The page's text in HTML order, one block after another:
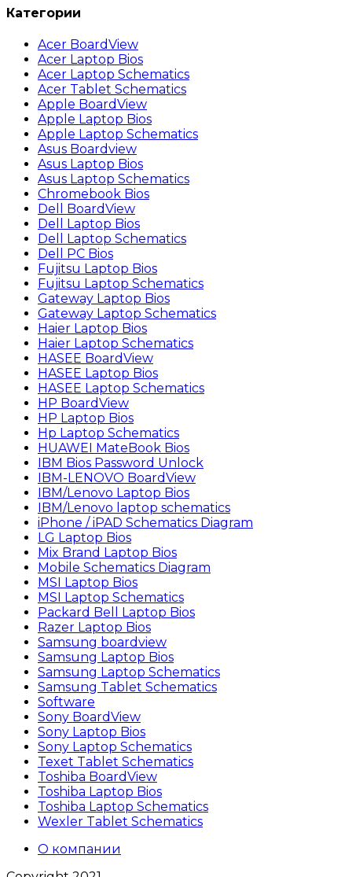
Категории
Acer BoardView
Acer Laptop Bios
Acer Laptop Schematics
Acer Tablet Schematics
Apple BoardView
Apple Laptop Bios
Apple Laptop Schematics
Asus Boardview
Asus Laptop Bios
Asus Laptop Schematics
Chromebook Bios
Dell BoardView
Dell Laptop Bios
Dell Laptop Schematics
Dell PC Bios
Fujitsu Laptop Bios
Fujitsu Laptop Schematics
Gateway Laptop Bios
Gateway Laptop Schematics
Haier Laptop Bios
Haier Laptop Schematics
HASEE BoardView
HASEE Laptop Bios
HASEE Laptop Schematics
HP BoardView
HP Laptop Bios
Hp Laptop Schematics
HUAWEI MateBook Bios
IBM Bios Password Unlock
IBM-LENOVO BoardView
IBM/Lenovo Laptop Bios
IBM/Lenovo laptop schematics
iPhone / iPAD Schematics Diagram
LG Laptop Bios
Mix Brand Laptop Bios
Mobile Schematics Diagram
MSI Laptop Bios
MSI Laptop Schematics
Packard Bell Laptop Bios
Razer Laptop Bios
Samsung boardview
Samsung Laptop Bios
Samsung Laptop Schematics
Samsung Tablet Schematics
Software
Sony BoardView
Sony Laptop Bios
Sony Laptop Schematics
Texet Tablet Schematics
Toshiba BoardView
Toshiba Laptop Bios
Toshiba Laptop Schematics
Wexler Tablet Schematics
О компании